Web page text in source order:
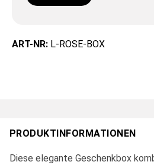
ART-NR: L-ROSE-BOX
PRODUKTINFORMATIONEN
Diese elegante Geschenkbox